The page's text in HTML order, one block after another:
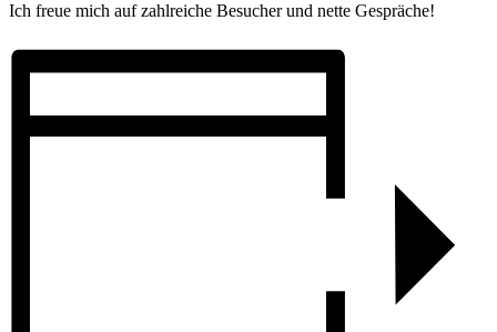
Ich freue mich auf zahlreiche Besucher und nette Gespräche!